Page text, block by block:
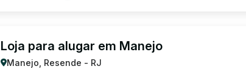
Loja para alugar em Manejo
Manejo, Resende - RJ